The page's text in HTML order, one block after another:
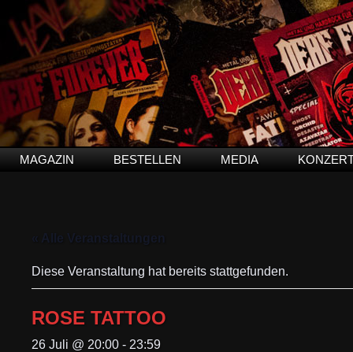
MAGAZIN BESTELLEN MEDIA
« Alle Veranstaltungen
Diese Veranstaltung hat bereits stattgefunden.
ROSE TATTOO
26 Juli @ 20:00 - 23:59